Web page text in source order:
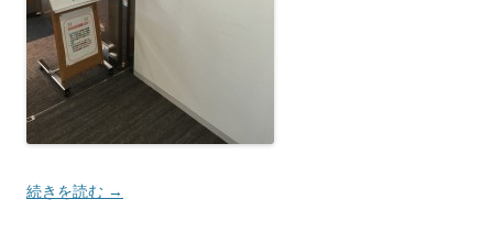
続きを読む →